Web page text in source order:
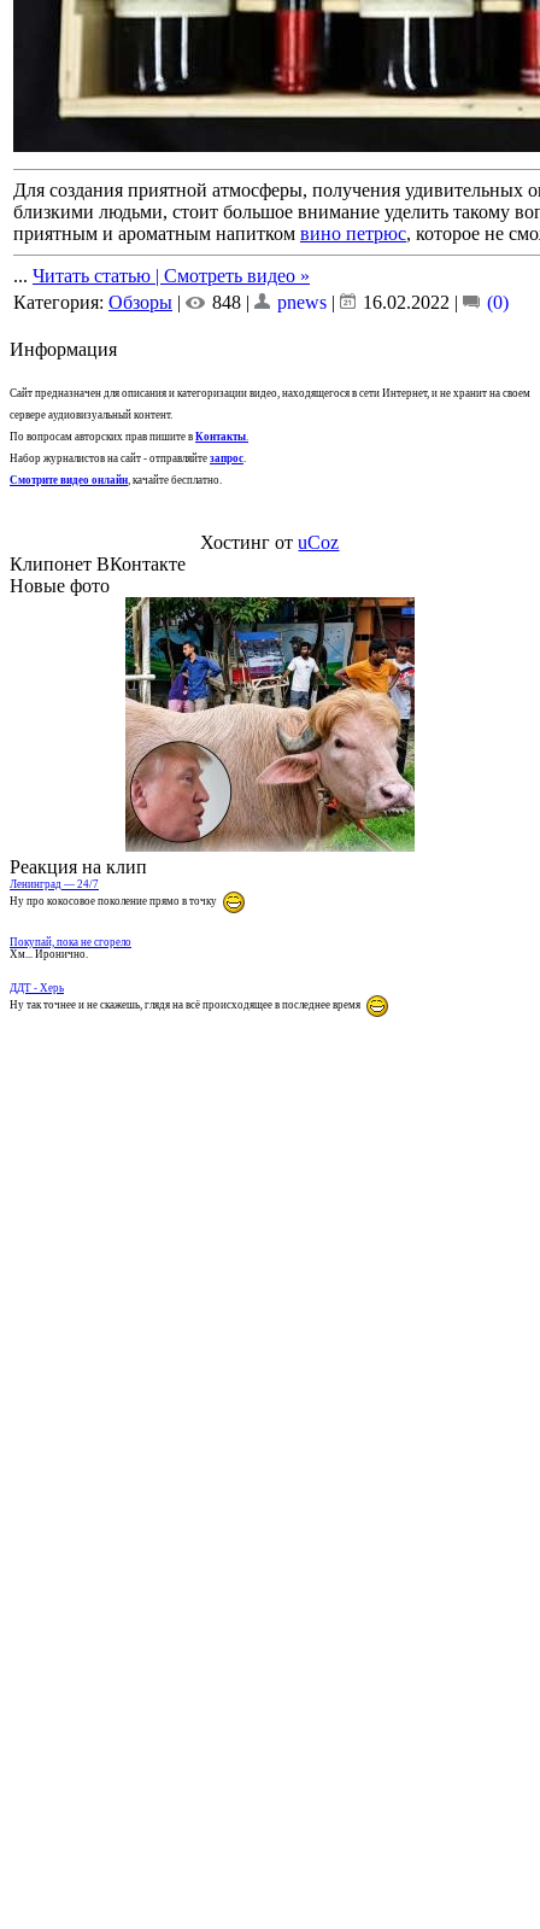
Для создания приятной атмосферы, получения удивительных
близкими людьми, стоит большое внимание уделить такому
приятным и ароматным напитком вино петрюс, которое не
... Читать статью | Смотреть видео »
Категория: Обзоры | 848 | pnews | 16.02.2022 | (0)
Информация
Сайт предназначен для описания и категоризации видео, находящегося в сети Интернет, и не хранит на своем
сервере аудиовизуальный контент.
По вопросам авторских прав пишите в Контакты.
Набор журналистов на сайт - отправляйте запрос.
Смотрите видео онлайн, качайте бесплатно.
Хостинг отuCoz
Клипонет ВКонтакте
Новые фото
Реакция на клип
Ленинград — 24/7
Ну про кокосовое поколение прямо в точку
Покупай, пока не сгорело
Хм... Иронично.
ДДТ - Херь
Ну так точнее и не скажешь, глядя на всё происходящее в последнее время